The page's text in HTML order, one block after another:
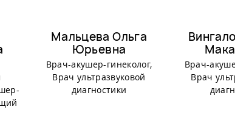
Мальцева Ольга
Юрьевна
Врач-акушер-гинеколог,
Врач ультразвуковой
диагностики
Врач-
Врач